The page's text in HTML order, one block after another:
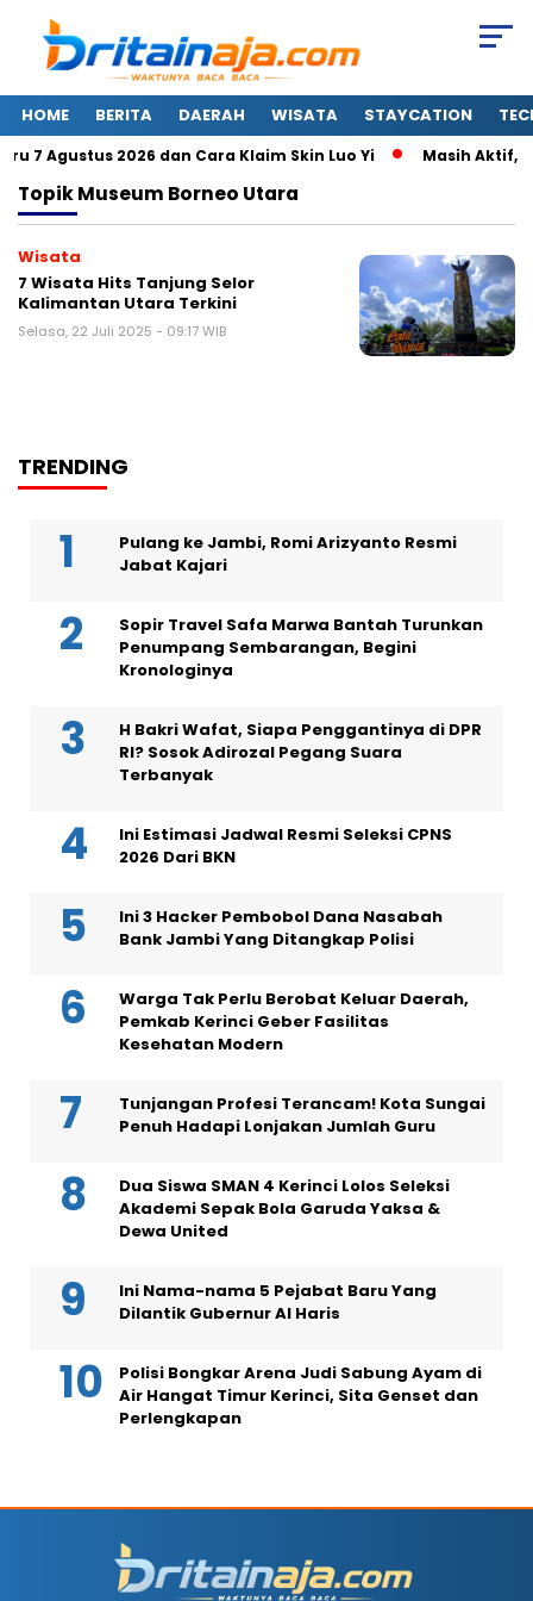
HOME BERITA DAERAH WISATA STAYCATION
7 Agustus 2026 dan Cara Klaim Skin Luo Yi Masih Aktif,
TopikMuseum Borneo Utara
Wisata
7 Wisata Hits Tanjung Selor
Kalimantan Utara Terkini
Selasa, 22 Juli 2025 - 09:17 WIB
TRENDING
Pulang ke Jambi, Romi Arizyanto Resmi
Jabat Kajari
Sopir Travel Safa Marwa Bantah Turunkan
Penumpang Sembarangan, Begini
Kronologinya
H Bakri Wafat, Siapa Penggantinya di DPR
RI? Sosok Adirozal Pegang Suara
Terbanyak
Ini Estimasi Jadwal Resmi Seleksi CPNS
2026 Dari BKN
Ini 3 Hacker Pembobol Dana Nasabah
Bank Jambi Yang Ditangkap Polisi
Warga Tak Perlu Berobat Keluar Daerah,
Pemkab Kerinci Geber Fasilitas
Kesehatan Modern
Tunjangan Profesi Terancam! Kota Sungai
Penuh Hadapi Lonjakan Jumlah Guru
Dua Siswa SMAN 4 Kerinci Lolos Seleksi
Akademi Sepak Bola Garuda Yaksa &
Dewa United
Ini Nama-nama 5 Pejabat Baru Yang
Dilantik Gubernur Al Haris
Polisi Bongkar Arena Judi Sabung Ayam di
Air Hangat Timur Kerinci, Sita Genset dan
Perlengkapan